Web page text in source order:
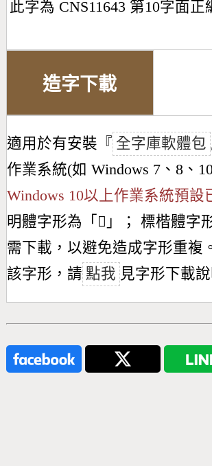
此字為 CNS11643 第10字面正
造字下載
適用於有安裝『 全字庫軟體包
作業系統(如 Windows 7、8、
Windows 10以上作業系統預設
明體字形為「 𥵗 」； 標楷體字
需下載，以避免造成字形重複
該字形，請 點我 見字形下載說